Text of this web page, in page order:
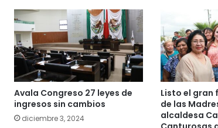
Avala Congreso 27 leyes de
ingresos sin cambios
diciembre 3, 2024
Listo el gran
de las
alcaldesa